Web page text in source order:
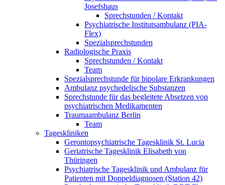
Josefshaus
Sprechstunden / Kontakt
Psychiatrische Institutsambulanz (PIA-
Flex)
Spezialsprechstunden
Radiologische Praxis
Sprechstunden / Kontakt
Team
Spezialsprechstunde für bipolare Erkrankungen
Ambulanz psychedelische Substanzen
Sprechstunde für das begleitete Absetzen von
psychiatrischen Medikamenten
Traumaambulanz Berlin
Team
Tageskliniken
Gerontopsychiatrische Tagesklinik St. Lucia
Geriatrische Tagesklinik Elisabeth von
Thüringen
Psychiatrische Tagesklinik und Ambulanz für
Patienten mit Doppeldiagnosen (Station 42)